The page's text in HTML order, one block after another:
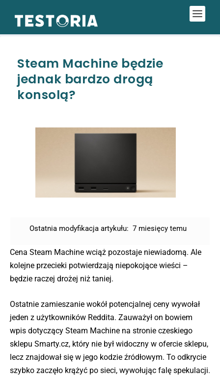
Steam Machine będzie
jednak bardzo drogą
konsolą?
Ostatnia modyfikacja artykułu: 7 miesięcy temu
Cena Steam Machine wciąż pozostaje niewiadomą. Ale
kolejne przecieki potwierdzają niepokojące wieści –
będzie raczej drożej niż taniej.
Ostatnie zamieszanie wokół potencjalnej ceny wywołał
jeden z użytkowników Reddita. Zauważył on bowiem
wpis dotyczący Steam Machine na stronie czeskiego
sklepu Smarty.cz, który nie był widoczny w ofercie sklepu,
lecz znajdował się w jego kodzie źródłowym. To odkrycie
szybko zaczęło krążyć po sieci, wywołując falę spekulacji.